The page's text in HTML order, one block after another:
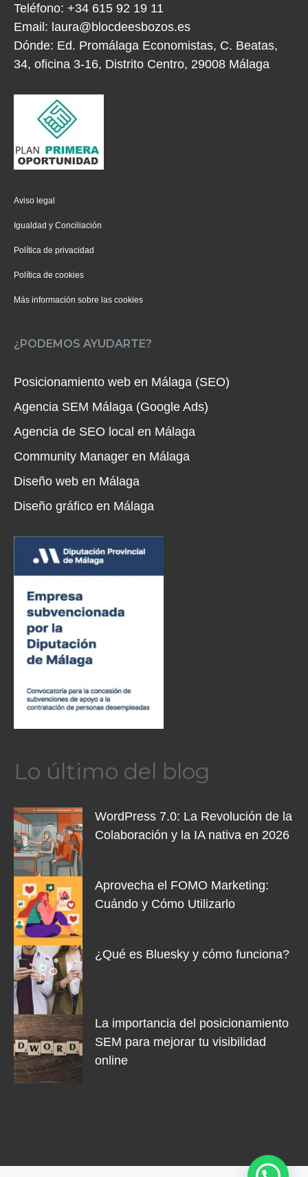
Teléfono: +34 615 92 19 11
Email: laura@blocdeesbozos.es
Dónde: Ed. Promálaga Economistas, C. Beatas,
34, oficina 3-16, Distrito Centro, 29008 Málaga
Aviso legal
Igualdad y Conciliación
Política de privacidad
Política de cookies
Más información sobre las cookies
¿PODEMOS AYUDARTE?
Posicionamiento web en Málaga (SEO)
Agencia SEM Málaga (Google Ads)
Agencia de SEO local en Málaga
Community Manager en Málaga
Diseño web en Málaga
Diseño gráfico en Málaga
Lo último del blog
WordPress 7.0: La Revolución de la
Colaboración y la IA nativa en 2026
Aprovecha el FOMO Marketing:
Cuándo y Cómo Utilizarlo
¿Qué es Bluesky y cómo funciona?
La importancia del posicionamiento
SEM para mejorar tu visibilidad
online